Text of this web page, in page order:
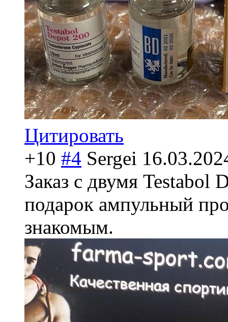
Цитировать
+10 #4 Sergei
Заказ с двумя Testabol
подарок ампульный
знакомым.